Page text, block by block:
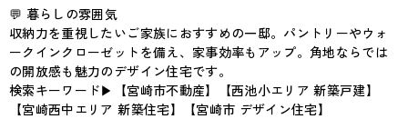
💬 暮らしの雰囲気
収納力を重視したいご家族におすすめの一邸。パントリーやウォ
ークインクローゼットを備え、家事効率もアップ。角地ならでは
の開放感も魅力のデザイン住宅です。
検索キーワード▶︎【宮崎市不動産】【西池小エリア 新築戸建】
【宮崎西中エリア 新築住宅】【宮崎市 デザイン住宅】